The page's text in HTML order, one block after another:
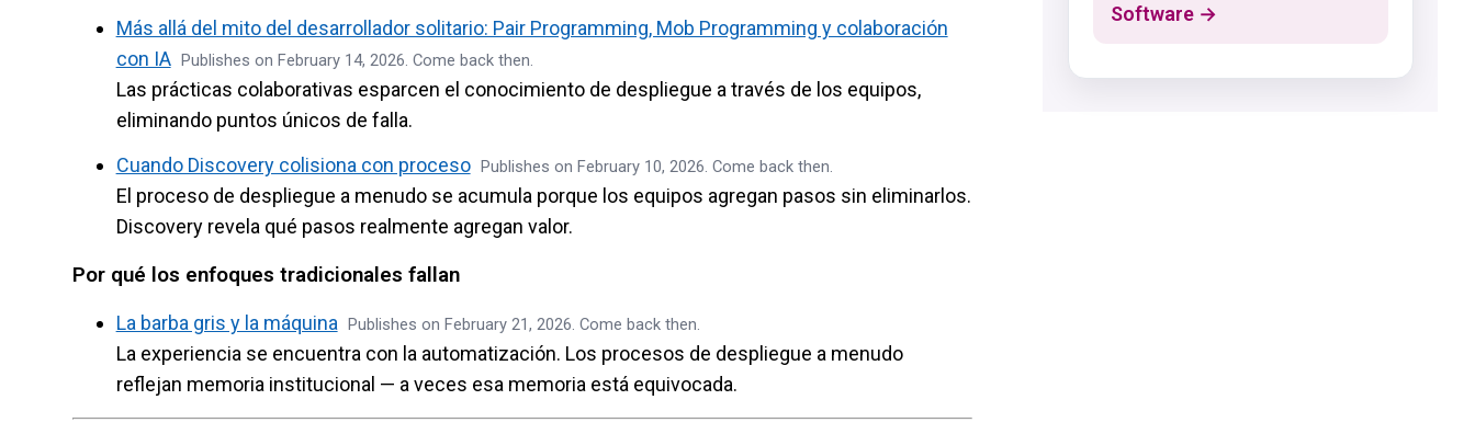
Más allá del mito del desarrollador solitario: Pair Programming, Mob Programming y colaboración
con IA Publishes on February 14, 2026. Come back then.
Las prácticas colaborativas esparcen el conocimiento de despliegue a través de los equipos,
eliminando puntos únicos de falla.
Cuando Discovery colisiona con proceso
Publishes on February 10, 2026. Come back then.
El proceso de despliegue a menudo se acumula porque los equipos agregan pasos sin eliminarlos.
Discovery revela qué pasos realmente agregan valor.
Por qué los enfoques tradicionales fallan
La barba gris y la máquina Publishes on February 21, 2026. Come back then.
La experiencia se encuentra con la automatización. Los procesos de despliegue a menudo
reflejan memoria institucional — a veces esa memoria está equivocada.
Software →